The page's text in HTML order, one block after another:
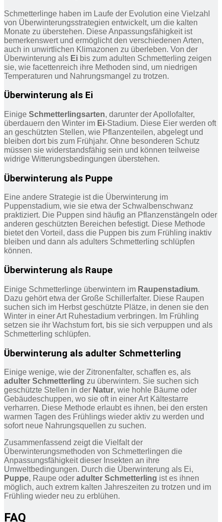
Schmetterlinge haben im Laufe der Evolution eine Vielzahl
von Überwinterungsstrategien entwickelt, um die kalten
Monate zu überstehen. Diese Anpassungsfähigkeit ist
bemerkenswert und ermöglicht den verschiedenen Arten,
auch in unwirtlichen Klimazonen zu überleben. Von der
Überwinterung als Ei bis zum adulten Schmetterling zeigen
sie, wie facettenreich ihre Methoden sind, um niedrigen
Temperaturen und Nahrungsmangel zu trotzen.
Überwinterung als Ei
Einige Schmetterlingsarten, darunter der Apollofalter,
überdauern den Winter im Ei-Stadium. Diese Eier werden oft
an geschützten Stellen, wie Pflanzenteilen, abgelegt und
bleiben dort bis zum Frühjahr. Ohne besonderen Schutz
müssen sie widerstandsfähig sein und können teilweise
widrige Witterungsbedingungen überstehen.
Überwinterung als Puppe
Eine andere Strategie ist die Überwinterung im
Puppenstadium, wie sie etwa der Schwalbenschwanz
praktiziert. Die Puppen sind häufig an Pflanzenstängeln oder
anderen geschützten Bereichen befestigt. Diese Methode
bietet den Vorteil, dass die Puppen bis zum Frühling inaktiv
bleiben und dann als adulters Schmetterling schlüpfen
können.
Überwinterung als Raupe
Einige Schmetterlinge überwintern im Raupenstadium.
Dazu gehört etwa der Große Schillerfalter. Diese Raupen
suchen sich im Herbst geschützte Plätze, in denen sie den
Winter in einer Art Ruhestadium verbringen. Im Frühling
setzen sie ihr Wachstum fort, bis sie sich verpuppen und als
Schmetterling schlüpfen.
Überwinterung als adulter Schmetterling
Einige wenige, wie der Zitronenfalter, schaffen es, als
adulter Schmetterling zu überwintern. Sie suchen sich
geschützte Stellen in der Natur, wie hohle Bäume oder
Gebäudeschuppen, wo sie oft in einer Art Kältestarre
verharren. Diese Methode erlaubt es ihnen, bei den ersten
warmen Tagen des Frühlings wieder aktiv zu werden und
sofort neue Nahrungsquellen zu suchen.
Zusammenfassend zeigt die Vielfalt der
Überwinterungsmethoden von Schmetterlingen die
Anpassungsfähigkeit dieser Insekten an ihre
Umweltbedingungen. Durch die Überwinterung als Ei,
Puppe, Raupe oder adulter Schmetterling ist es ihnen
möglich, auch extrem kalten Jahreszeiten zu trotzen und im
Frühling wieder neu zu erblühen.
FAQ